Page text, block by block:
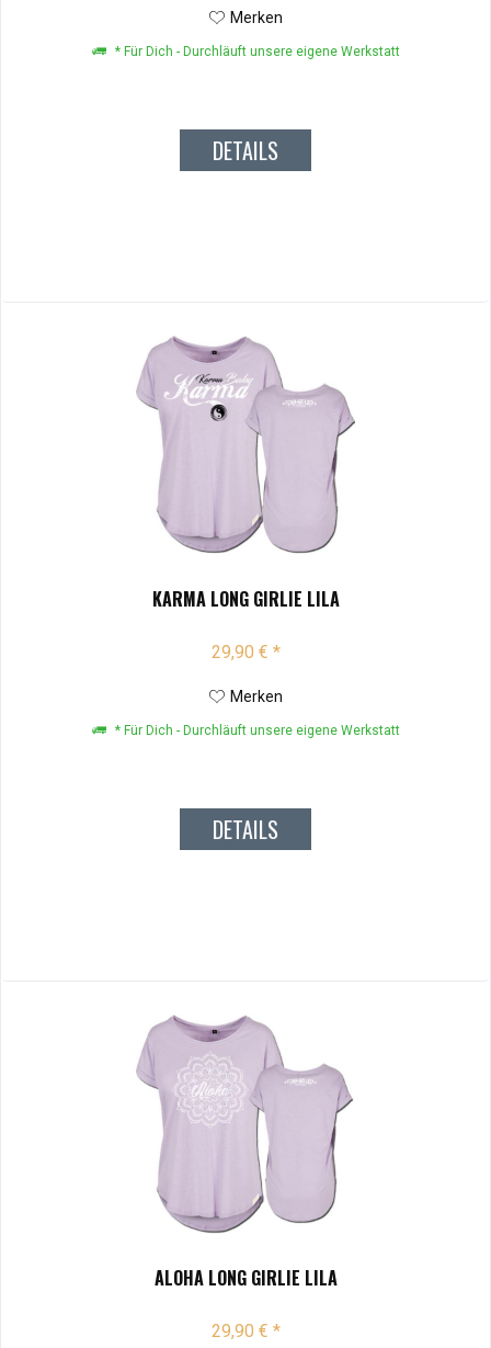
Merken
* Für Dich - Durchläuft unsere eigene Werkstatt
DETAILS
KARMA LONG GIRLIE LILA
29,90 € *
Merken
* Für Dich - Durchläuft unsere eigene Werkstatt
DETAILS
ALOHA LONG GIRLIE LILA
29,90 € *